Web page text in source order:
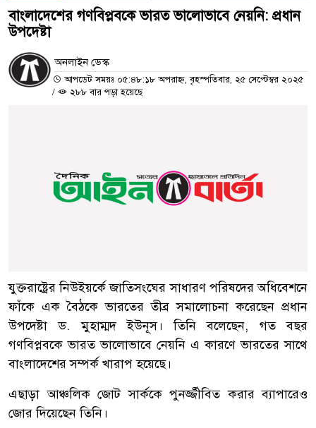
বাংলাদেশের গণবিপ্লবকে ভারত ভালোভাবে নেয়নি: প্রধান
উপদেষ্টা
অনলাইন ডেস্ক
আপডেট সময়ঃ ০৫:৪৮:১৮ অপরাহ্ন, বৃহস্পতিবার, ২৫ সেপ্টেম্বর ২০২৫
/
২৮৮ বার পড়া হয়েছে
যুক্তরাষ্ট্রের নিউইয়র্কে জাতিসংঘের সাধারণ পরিষদের অধিবেশনে
ফাঁকে এক বৈঠকে ভারতের তীব্র সমালোচনা করেছেন প্রধান
উপদেষ্টা ড. মুহাম্মদ ইউনূস। তিনি বলেছেন, গত বছর
গণবিপ্লবকে ভারত ভালোভাবে নেয়নি এ কারণে ভারতের সাথে
বাংলাদেশের সম্পর্ক খারাপ হয়েছে।
এছাড়া আঞ্চলিক জোট সার্ককে পুনর্জ্জীবিত করার ব্যাপারেও
জোর দিয়েছেন তিনি।